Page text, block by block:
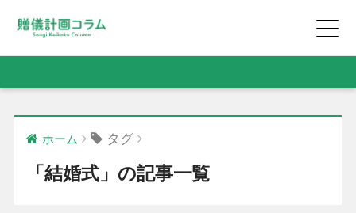
ホーム タグ
「結婚式」の記事一覧